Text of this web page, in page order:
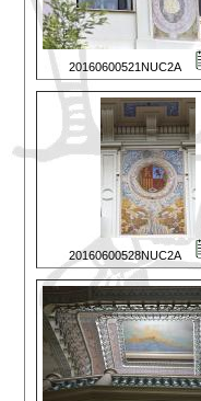
20160600521NUC2A
20160600528NUC2A